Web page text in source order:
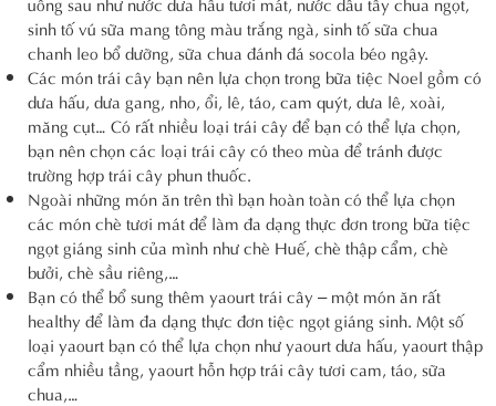
sinh tố vú sữa mang tông màu trắng ngà, sinh tố sữa chua
chanh leo bổ dưỡng, sữa chua đánh đá socola béo ngậy.
Các món trái cây bạn nên lựa chọn trong bữa tiệc Noel gồm có
dưa hấu, dưa gang, nho, ổi, lê, táo, cam quýt, dưa lê, xoài,
măng cụt… Có rất nhiều loại trái cây để bạn có thể lựa chọn,
bạn nên chọn các loại trái cây có theo mùa để tránh được
trường hợp trái cây phun thuốc.
Ngoài những món ăn trên thì bạn hoàn toàn có thể lựa chọn
các món chè tươi mát để làm đa dạng thực đơn trong bữa tiệc
ngọt giáng sinh của mình như chè Huế, chè thập cẩm, chè
bưởi, chè sầu riêng,…
Bạn có thể bổ sung thêm yaourt trái cây – một món ăn rất
healthy để làm đa dạng thực đơn tiệc ngọt giáng sinh. Một số
loại yaourt bạn có thể lựa chọn như yaourt dưa hấu, yaourt thập
cẩm nhiều tầng, yaourt hỗn hợp trái cây tươi cam, táo, sữa
chua,…